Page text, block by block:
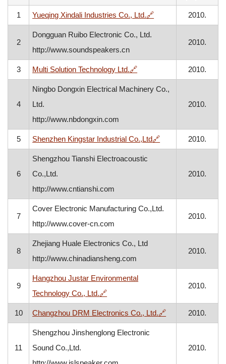
1 Yueqing Xindali Industries Co., Ltd.🔗, otvara se u novom
2010.
2
Dongguan Ruibo Electronic Co., Ltd.
http://www.soundspeakers.cn
2010.
3 Multi Solution Technology Ltd.🔗, otvara se u novom
2010.
4
Ningbo Dongxin Electrical Machinery Co.,
Ltd.
http://www.nbdongxin.com
2010.
5 Shenzhen Kingstar Industrial Co.,Ltd🔗, otvara se u
2010.
6
Shengzhou Tianshi Electroacoustic
Co.,Ltd.
http://www.cntianshi.com
2010.
7
Cover Electronic Manufacturing Co.,Ltd.
http://www.cover-cn.com
2010.
8
Zhejiang Huale Electronics Co., Ltd
http://www.chinadiansheng.com
2010.
9
Hangzhou Justar Environmental
Technology Co., Ltd.🔗, otvara se u novom prozoru
2010.
10 Changzhou DRM Electronics Co., Ltd.🔗, otvara se u
2010.
11
Shengzhou Jinshenglong Electronic
Sound Co.,Ltd.
2010.